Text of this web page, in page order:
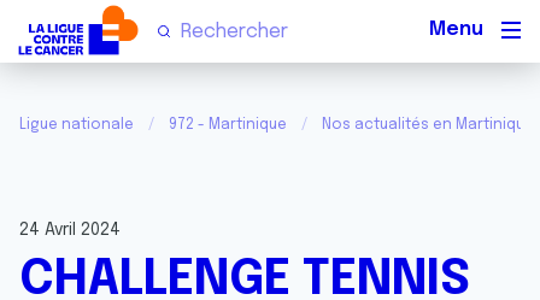
Ligue nationale 972 - Martinique Nos actualités en Martinique
24 Avril 2024
CHALLENGE TENNIS